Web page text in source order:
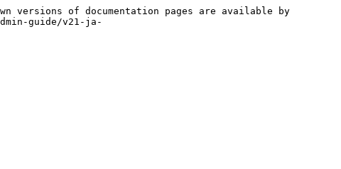
versions of documentation pages are available by
guide/v21-ja-